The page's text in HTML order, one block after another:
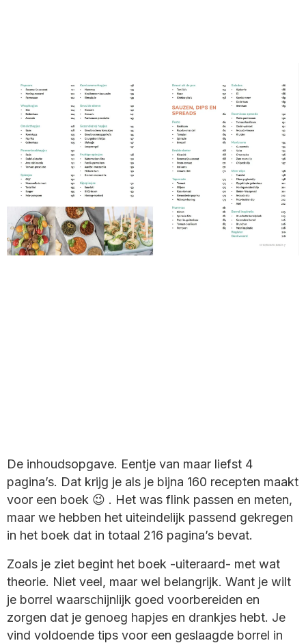
De inhoudsopgave. Eentje van maar liefst 4
pagina’s. Dat krijg je als je bijna 160 recepten maakt
voor een boek 😉 . Het was flink passen en meten,
maar we hebben het uiteindelijk passend gekregen
in het boek dat in totaal 216 pagina’s bevat.
Zoals je ziet begint het boek -uiteraard- met wat
theorie. Niet veel, maar wel belangrijk. Want je wilt
je borrel waarschijnlijk goed voorbereiden en
zorgen dat je genoeg hapjes en drankjes hebt. Je
vind voldoende tips voor een geslaagde borrel in